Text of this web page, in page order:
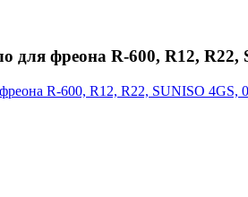
для фреона R-600, R12, R22,